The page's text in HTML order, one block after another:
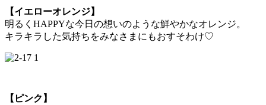
【イエローオレンジ】
明るくHAPPYな今日の想いのような鮮やかなオレンジ。
キラキラした気持ちをみなさまにもおすそわけ♡
【ピンク】